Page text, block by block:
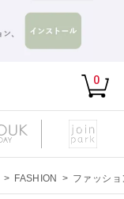
0
> FASHION > ファッショ